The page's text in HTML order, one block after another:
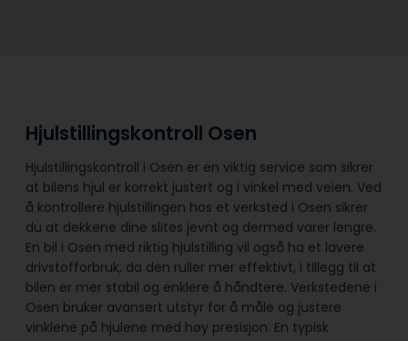
Hjulstillingskontroll Osen
Hjulstillingskontroll i Osen er en viktig service som sikrer
at bilens hjul er korrekt justert og i vinkel med veien. Ved
å kontrollere hjulstillingen hos et verksted i Osen sikrer
du at dekkene dine slites jevnt og dermed varer lengre.
En bil i Osen med riktig hjulstilling vil også ha et lavere
drivstofforbruk, da den ruller mer effektivt, i tillegg til at
bilen er mer stabil og enklere å håndtere. Verkstedene i
Osen bruker avansert utstyr for å måle og justere
vinklene på hjulene med høy presisjon. En typisk